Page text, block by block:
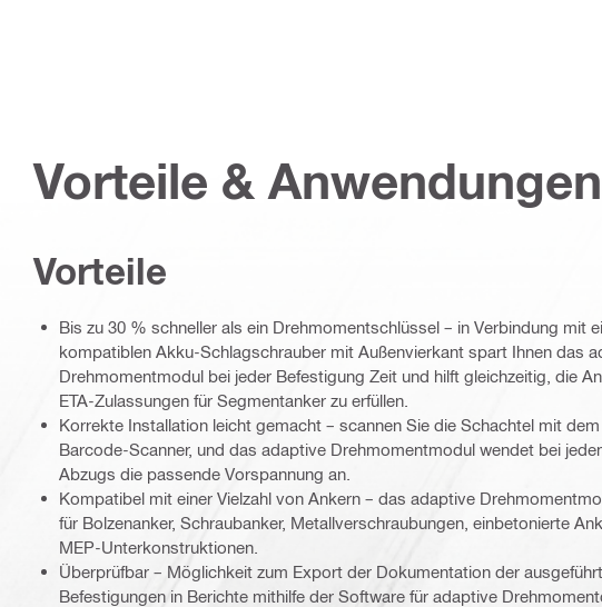
Vorteile & Anwendungen
Vorteile
Bis zu 30 % schneller als ein Drehmomentschlüssel – in Verbindung mit
kompatiblen Akku-Schlagschrauber mit Außenvierkant spart Ihnen das
Drehmomentmodul bei jeder Befestigung Zeit und hilft gleichzeitig, die
ETA-Zulassungen für Segmentanker zu erfüllen.
Korrekte Installation leicht gemacht – scannen Sie die Schachtel mit
Barcode-Scanner, und das adaptive Drehmomentmodul wendet bei
Abzugs die passende Vorspannung an.
Kompatibel mit einer Vielzahl von Ankern – das adaptive
für Bolzenanker, Schraubanker, Metallverschraubungen, einbetonierte
MEP-Unterkonstruktionen.
Überprüfbar – Möglichkeit zum Export der Dokumentation der
Befestigungen in Berichte mithilfe der Software für adaptive